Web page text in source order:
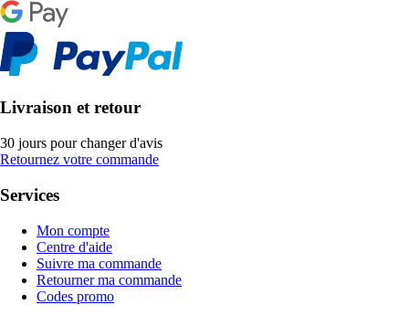
Livraison et retour
30 jours pour changer d'avis
Retournez votre commande
Services
Mon compte
Centre d'aide
Suivre ma commande
Retourner ma commande
Codes promo